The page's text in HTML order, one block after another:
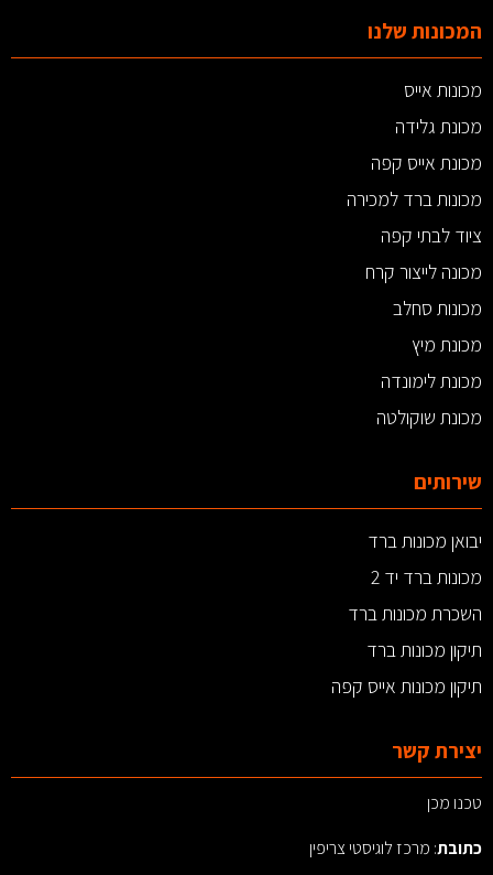
המכונות שלנו
מכונות אייס
מכונת גלידה
מכונת אייס קפה
מכונות ברד למכירה
ציוד לבתי קפה
מכונה לייצור קרח
מכונות סחלב
מכונת מיץ
מכונת לימונדה
מכונת שוקולטה
שירותים
יבואן מכונות ברד
מכונות ברד יד 2
השכרת מכונות ברד
תיקון מכונות ברד
תיקון מכונות אייס קפה
יצירת קשר
טכנו מכן
כתובת: מרכז לוגיסטי צריפין